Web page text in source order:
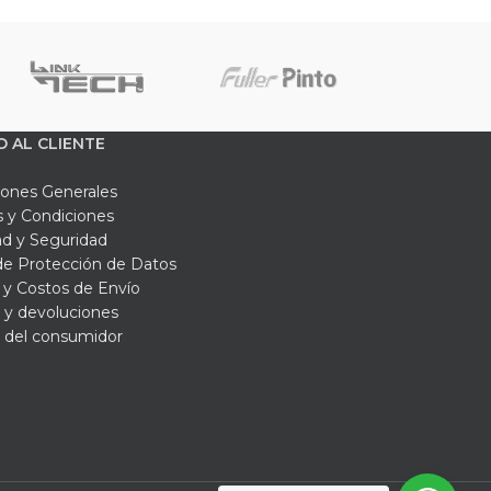
de compresión extremas y el paso
lo cual garantiza una retroreflexión
bruscos de temperatura y la acción
AL CLIENTE
Generales
y Condiciones
y Seguridad
Protección de Datos
Costos de Envío
y devoluciones
consumidor